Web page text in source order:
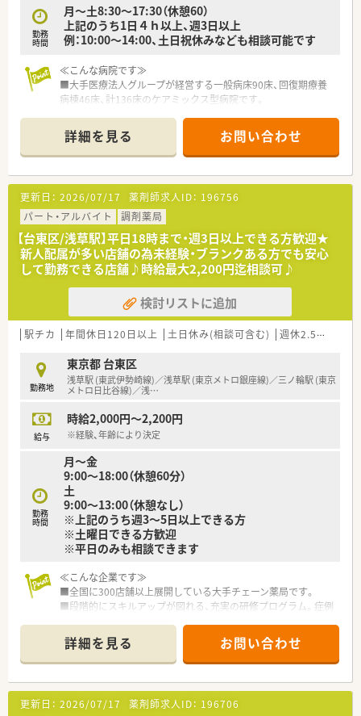
勤務
時間
月～土8:30～17:30（休憩60）
上記のうち1日４ｈ以上、週3日以上
例：10:00～14:00、土日祝休みなども相談可能です
≪こんな病院です≫
■大手医療法人グループが経営する一般病床90床、回復期療養
病棟46床、計136床のケアミックス型病院です。
全面的にバックアップしています
■主な業務は入院調剤・注射調剤、抗がん剤・TPNの混注業務、薬
剤管理指導業務、病棟服薬指導です
■病棟薬剤業務だけでなく、チーム活動にも参加し、早い段階か
ら様々な経験を積むこともできます。
■2016年に移転、綺麗な病院で最新設備充実しています。
≪業務内容≫
■調剤業務（外来は院外処方です）
■注射薬（抗がん剤、ＴＰＮ 無菌調製業務）
■病棟業務（全ての病棟に薬剤師を配置しています）
■チーム医療の参加：感染対策チーム（ICT）、栄養サポートチー
ム（NST）、褥瘡対策チーム、骨粗鬆症リエゾンチーム（OLS）、糖尿
病療養チーム等
■薬品管理業務
≪おすすめポイント≫
■勤務時間や勤務曜日は応相談（例：10:00～14:00 月水金な
■17:30まで勤務できる台方歓迎！週20時間以上で社会保険の加
入が可能です。
能です。
詳細を見る お問い合わせ
更新日： 2026/07/17 薬剤師求人ID： 196756
パート・アルバイト
調剤薬局
【台東区/浅草駅】平日18時まで・週3日以上できる方歓迎★
新人配属が多い店舗の為未経験・ブランクある方でも安心
して勤務できる店舗♪時給最大2,200円迄相談可♪
検討リストに追加
駅チカ 年間休日120日以上 土日休み(相談可含む) 週休2.5日以上
勤務地
東京都 台東区
浅草駅 (東武伊勢崎線)／浅草駅 (東京メトロ銀座線)／三ノ輪駅 (東京
メトロ日比谷線)／浅…
給与
時給2,000円～2,200円
※経験、年齢により決定
勤務
時間
月～金
9:00～18:00（休憩60分）
土
9:00～13:00（休憩なし）
※上記のうち週3～5日以上できる方
※土曜日できる方歓迎
※平日のみも相談できます
≪こんな企業です≫
■全国に300店舗以上展開している大手チェーン薬局です。
■段階的にスキルアップが図れる、充実の研修プログラム。症例
の合同勉強会など、各種勉強会も多数あります！
■福利厚生も充実しているので、安心して働けます。
■どの店舗も環境良好で、退職者が少ないのも魅力です。
■「育児・介護休業制度」に加えて、「育児・介護短時間勤務制度」
もあります。
詳細を見る お問い合わせ
更新日： 2026/07/17 薬剤師求人ID： 196706